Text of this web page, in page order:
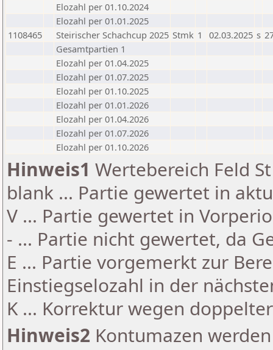
Elozahl per 01.10.2024
Elozahl per 01.01.2025
1108465
Steirischer Schachcup 2025 Stmk 1 02.03.2025 s
Gesamtpartien 1
Elozahl per 01.04.2025
Elozahl per 01.07.2025
Elozahl per 01.10.2025
Elozahl per 01.01.2026
Elozahl per 01.04.2026
Elozahl per 01.07.2026
Elozahl per 01.10.2026
Hinweis1 Wertebereich Feld
blank ... Partie gewertet in
V ... Partie gewertet in
- ... Partie nicht gewertet, da
E ... Partie vorgemerkt zur
Einstiegselozahl in der
K ... Korrektur wegen
Hinweis2 Kontumazen